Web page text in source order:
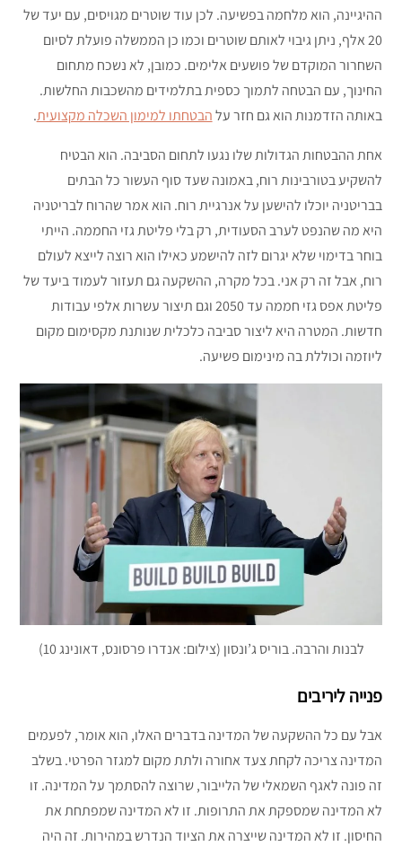
ההיגיינה, הוא מלחמה בפשיעה. לכן עוד שוטרים מגויסים, עם יעד של
20 אלף, ניתן גיבוי לאותם שוטרים וכמו כן הממשלה פועלת לסיום
השחרור המוקדם של פושעים אלימים. כמובן, לא נשכח מתחום
החינוך, עם הבטחה לתמוך כספית בתלמידים מהשכבות החלשות.
באותה הזדמנות הוא גם חזר עלהבטחתו למימון השכלה מקצועית.
אחת ההבטחות הגדולות שלו נגעו לתחום הסביבה. הוא הבטיח
להשקיע בטורבינות רוח, באמונה שעד סוף העשור כל הבתים
בבריטניה יוכלו להישען על אנרגיית רוח. הוא אמר שהרוח לבריטניה
היא מה שהנפט לערב הסעודית, רק בלי פליטת גזי החממה. הייתי
בוחר בדימוי שלא יגרום לזה להישמע כאילו הוא רוצה לייצא לעולם
רוח, אבל זה רק אני. בכל מקרה, ההשקעה גם תעזור לעמוד ביעד של
פליטת אפס גזי חממה עד 2050 וגם תיצור עשרות אלפי עבודות
חדשות. המטרה היא ליצור סביבה כלכלית שנותנת מקסימום מקום
ליוזמה וכוללת בה מינימום פשיעה.
לבנות והרבה. בוריס ג’ונסון (צילום: אנדרו פרסונס, דאונינג 10)
פנייה ליריבים
אבל עם כל ההשקעה של המדינה בדברים האלו, הוא אומר, לפעמים
המדינה צריכה לקחת צעד אחורה ולתת מקום למגזר הפרטי. בשלב
זה פונה לאגף השמאלי של הלייבור, שרוצה להסתמך על המדינה. זו
לא המדינה שמספקת את התרופות. זו לא המדינה שמפתחת את
החיסון. זו לא המדינה שייצרה את הציוד הנדרש במהירות. זה היה